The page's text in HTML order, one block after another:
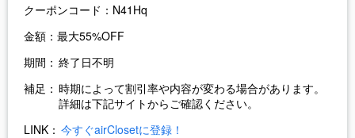
クーポンコード： N41Hq
金額： 最大55%OFF
期間： 終了日不明
補足： 時期によって割引率や内容が変わる場合があります。
詳細は下記サイトからご確認ください。
LINK： 今すぐairClosetに登録！